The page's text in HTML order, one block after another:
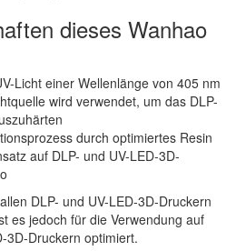
dieses Wanhao
Licht einer Wellenlänge von 405 nm
wird verwendet, um das DLP-
durch optimiertes Resin
auf DLP- und UV-LED-3D-
DLP- und UV-LED-3D-Druckern
es jedoch für die Verwendung auf
3D-Druckern optimiert.